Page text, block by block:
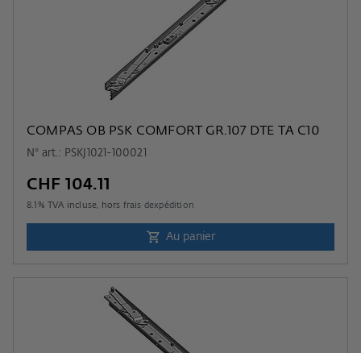
COMPAS OB PSK COMFORT GR.107 DTE TA C10
N° art.: PSKJ1021-100021
CHF 104.11
8.1 % TVA incluse, hors frais dexpédition
Au panier